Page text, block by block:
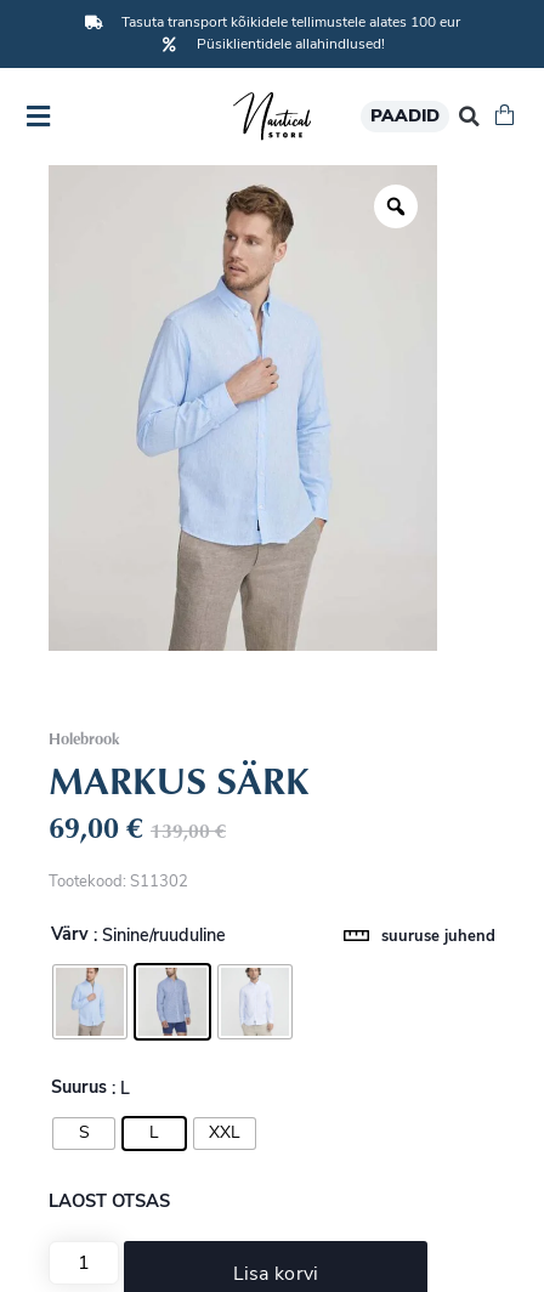
Tasuta transport kõikidele tellimustele alates 100 eur
Püsiklientidele allahindlused!
PAADID
Holebrook
MARKUS SÄRK
69,00€ 139,00€
Tootekood: S11302
Värv : Sinine/ruuduline
Suurus : L
S L XXL
suuruse juhend
LAOST OTSAS
Lisa korvi